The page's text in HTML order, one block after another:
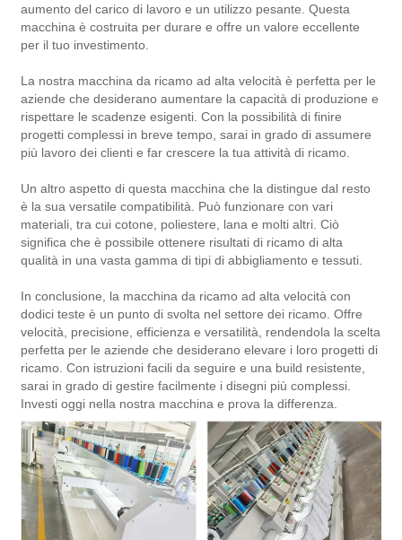
aumento del carico di lavoro e un utilizzo pesante. Questa
macchina è costruita per durare e offre un valore eccellente
per il tuo investimento.
La nostra macchina da ricamo ad alta velocità è perfetta per le
aziende che desiderano aumentare la capacità di produzione e
rispettare le scadenze esigenti. Con la possibilità di finire
progetti complessi in breve tempo, sarai in grado di assumere
più lavoro dei clienti e far crescere la tua attività di ricamo.
Un altro aspetto di questa macchina che la distingue dal resto
è la sua versatile compatibilità. Può funzionare con vari
materiali, tra cui cotone, poliestere, lana e molti altri. Ciò
significa che è possibile ottenere risultati di ricamo di alta
qualità in una vasta gamma di tipi di abbigliamento e tessuti.
In conclusione, la macchina da ricamo ad alta velocità con
dodici teste è un punto di svolta nel settore dei ricamo. Offre
velocità, precisione, efficienza e versatilità, rendendola la scelta
perfetta per le aziende che desiderano elevare i loro progetti di
ricamo. Con istruzioni facili da seguire e una build resistente,
sarai in grado di gestire facilmente i disegni più complessi.
Investi oggi nella nostra macchina e prova la differenza.